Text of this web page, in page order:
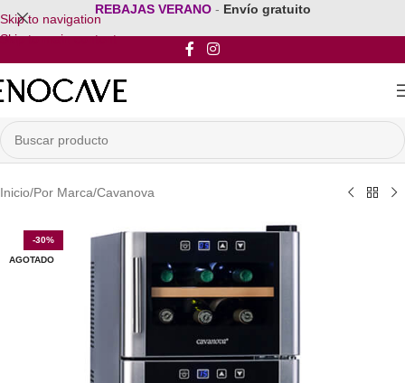
Skip to navigation
Skip to main content
REBAJAS VERANO - Envío gratuito
Inicio/Por Marca/Cavanova
-30%
AGOTADO